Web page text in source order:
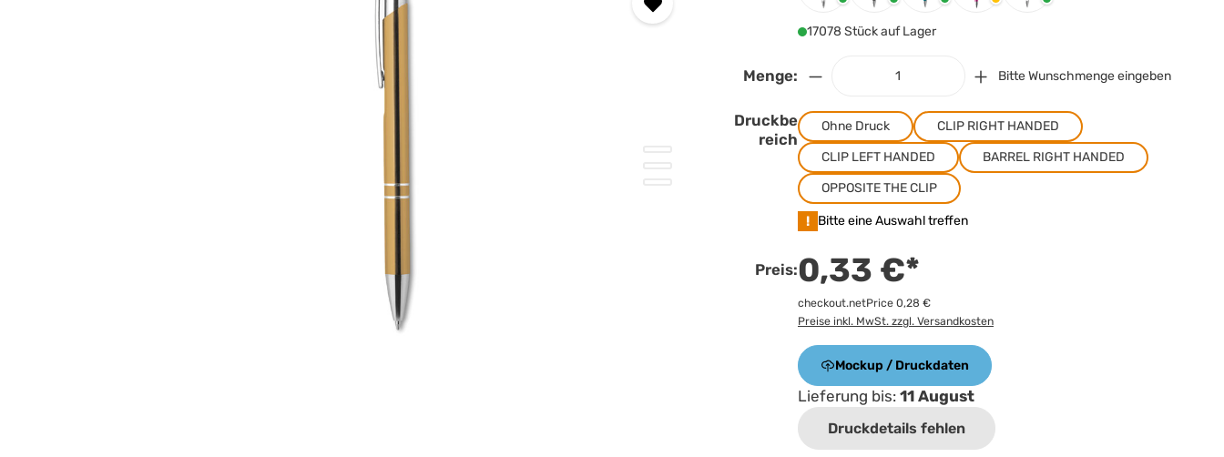
17078 Stück auf Lager
Menge: Bitte Wunschmenge eingeben
Druckbe
reich
Ohne Druck
CLIP RIGHT HANDED
CLIP LEFT HANDED
BARREL RIGHT HANDED
OPPOSITE THE CLIP
! Bitte eine Auswahl treffen
Preis:0,33 €*
checkout.netPrice 0,28 €
Preise inkl. MwSt. zzgl. Versandkosten
Mockup / Druckdaten
Lieferung bis: 11 August
Druckdetails fehlen